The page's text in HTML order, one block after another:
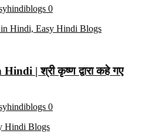
0
| श्री कृष्ण द्वारा कहे गए
0